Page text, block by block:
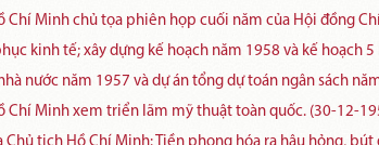
Chí Minh chủ tọa phiên họp cuối năm của Hội đồng
kinh tế; xây dựng kế hoạch năm 1958 và kế hoạch
nước năm 1957 và dự án tổng dự toán ngân sách
Chí Minh xem triển lãm mỹ thuật toàn quốc. (30-12-